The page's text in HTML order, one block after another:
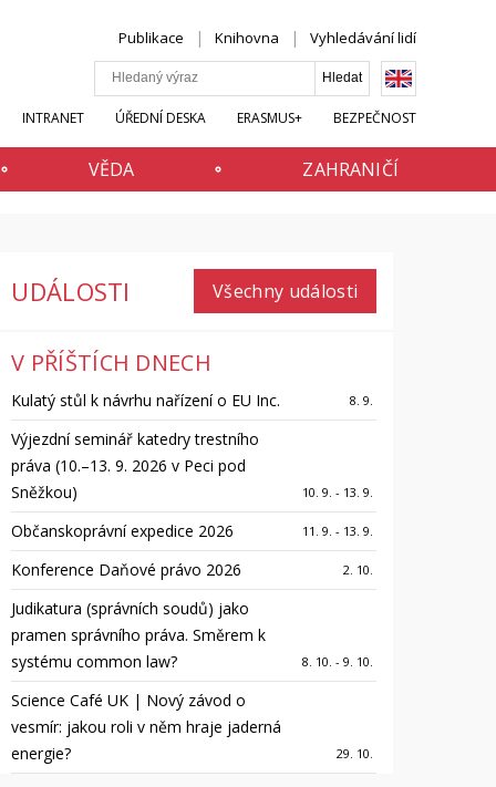
Publikace Knihovna Vyhledávání lidí
INTRANET ÚŘEDNÍ DESKA ERASMUS+ BEZPEČNOST
VĚDA ZAHRANIČÍ
UDÁLOSTI Všechny události
V PŘÍŠTÍCH DNECH
Kulatý stůl k návrhu nařízení o EU Inc. 8. 9.
Výjezdní seminář katedry trestního
práva (10.–13. 9. 2026 v Peci pod
Sněžkou)
10. 9. - 13. 9.
Občanskoprávní expedice 2026 11. 9. - 13. 9.
Konference Daňové právo 2026 2. 10.
Judikatura (správních soudů) jako
pramen správního práva. Směrem k
systému common law?
8. 10. - 9. 10.
Science Café UK | Nový závod o
vesmír: jakou roli v něm hraje jaderná
energie?
29. 10.